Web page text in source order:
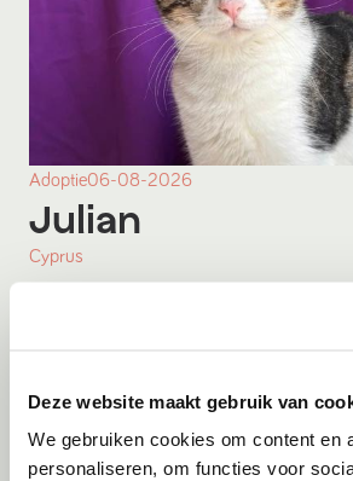
Deze website maakt gebruik van
We gebruiken cookies om content en
personaliseren, om functies voor
Adoptie06-08-2026
Julian
Cyprus